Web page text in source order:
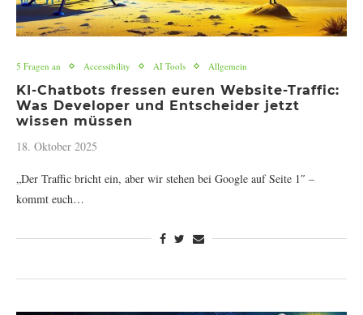
5 Fragen an Accessibility AI Tools Allgemein
KI-Chatbots fressen euren Website-Traffic:
Was Developer und Entscheider jetzt
wissen müssen
18. Oktober 2025
„Der Traffic bricht ein, aber wir stehen bei Google auf Seite 1″ –
kommt euch…